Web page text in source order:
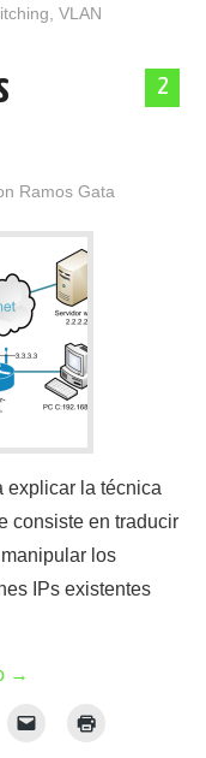
,VLAN
2
Ramos Gata
explicar la técnica
consiste en traducir
los
IPs existentes
→